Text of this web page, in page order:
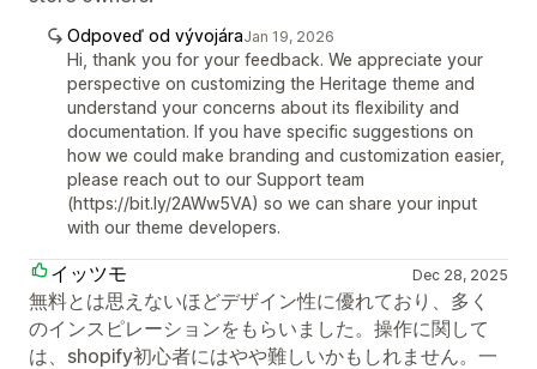
Odpoveď od vývojáraJan 19, 2026
Hi, thank you for your feedback. We appreciate your
perspective on customizing the Heritage theme and
understand your concerns about its flexibility and
documentation. If you have specific suggestions on
how we could make branding and customization easier,
please reach out to our Support team
(https://bit.ly/2AWw5VA) so we can share your input
with our theme developers.
イッツモ Dec 28, 2025
無料とは思えないほどデザイン性に優れており、多く
のインスピレーションをもらいました。操作に関して
は、shopify初心者にはやや難しいかもしれません。一